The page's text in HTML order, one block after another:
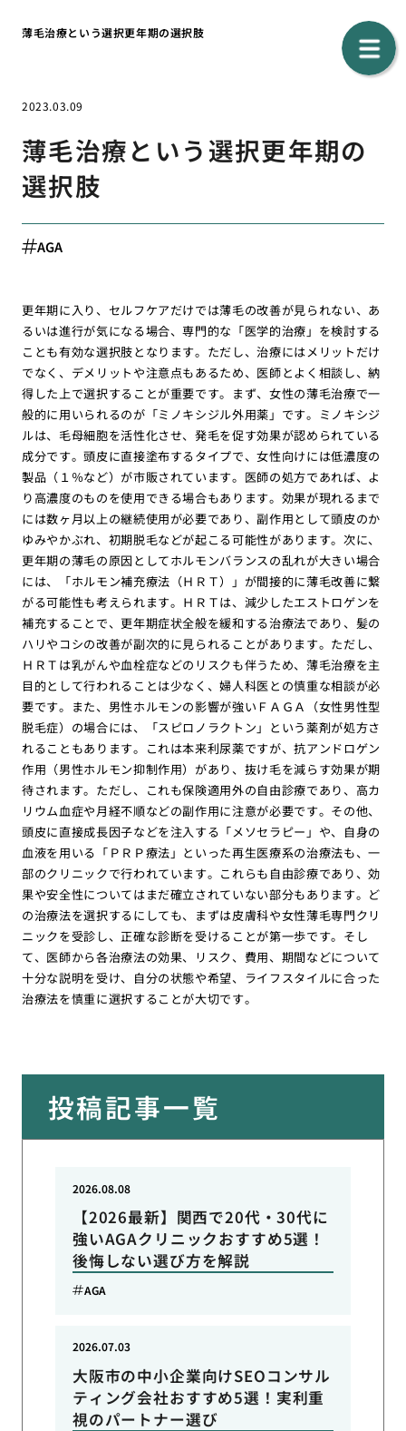
薄毛治療という選択更年期の選択肢
2023.03.09
薄毛治療という選択更年期の
選択肢
AGA
更年期に入り、セルフケアだけでは薄毛の改善が見られない、あ
るいは進行が気になる場合、専門的な「医学的治療」を検討する
ことも有効な選択肢となります。ただし、治療にはメリットだけ
でなく、デメリットや注意点もあるため、医師とよく相談し、納
得した上で選択することが重要です。まず、女性の薄毛治療で一
般的に用いられるのが「ミノキシジル外用薬」です。ミノキシジ
ルは、毛母細胞を活性化させ、発毛を促す効果が認められている
成分です。頭皮に直接塗布するタイプで、女性向けには低濃度の
製品（１％など）が市販されています。医師の処方であれば、よ
り高濃度のものを使用できる場合もあります。効果が現れるまで
には数ヶ月以上の継続使用が必要であり、副作用として頭皮のか
ゆみやかぶれ、初期脱毛などが起こる可能性があります。次に、
更年期の薄毛の原因としてホルモンバランスの乱れが大きい場合
には、「ホルモン補充療法（ＨＲＴ）」が間接的に薄毛改善に繋
がる可能性も考えられます。ＨＲＴは、減少したエストロゲンを
補充することで、更年期症状全般を緩和する治療法であり、髪の
ハリやコシの改善が副次的に見られることがあります。ただし、
ＨＲＴは乳がんや血栓症などのリスクも伴うため、薄毛治療を主
目的として行われることは少なく、婦人科医との慎重な相談が必
要です。また、男性ホルモンの影響が強いＦＡＧＡ（女性男性型
脱毛症）の場合には、「スピロノラクトン」という薬剤が処方さ
れることもあります。これは本来利尿薬ですが、抗アンドロゲン
作用（男性ホルモン抑制作用）があり、抜け毛を減らす効果が期
待されます。ただし、これも保険適用外の自由診療であり、高カ
リウム血症や月経不順などの副作用に注意が必要です。その他、
頭皮に直接成長因子などを注入する「メソセラピー」や、自身の
血液を用いる「ＰＲＰ療法」といった再生医療系の治療法も、一
部のクリニックで行われています。これらも自由診療であり、効
果や安全性についてはまだ確立されていない部分もあります。ど
の治療法を選択するにしても、まずは皮膚科や女性薄毛専門クリ
ニックを受診し、正確な診断を受けることが第一歩です。そし
て、医師から各治療法の効果、リスク、費用、期間などについて
十分な説明を受け、自分の状態や希望、ライフスタイルに合った
治療法を慎重に選択することが大切です。
投稿記事一覧
【2026最新】関西で20代・30代に
強いAGAクリニックおすすめ5選！
後悔しない選び方を解説
2026.08.08
AGA
大阪市の中小企業向けSEOコンサル
ティング会社おすすめ5選！実利重
視のパートナー選び
2026.07.03